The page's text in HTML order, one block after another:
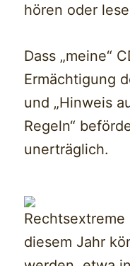
hören oder
Dass „meine“
Ermächtigung
und „Hinweis
Regeln“
unerträglich.
diesem Jahr